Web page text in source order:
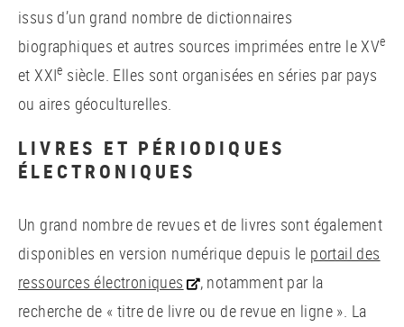
issus d’un grand nombre de dictionnaires
biographiques et autres sources imprimées entre le XVe
et XXIe siècle. Elles sont organisées en séries par pays
ou aires géoculturelles.
LIVRES ET PÉRIODIQUES
ÉLECTRONIQUES
Un grand nombre de revues et de livres sont également
disponibles en version numérique depuis le portail des
ressources électroniques
, notamment par la
recherche de « titre de livre ou de revue en ligne ». La